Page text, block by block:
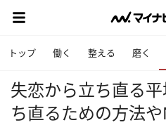
トップ 働く 整える 磨く
失恋から立ち直る
ち直るための方法